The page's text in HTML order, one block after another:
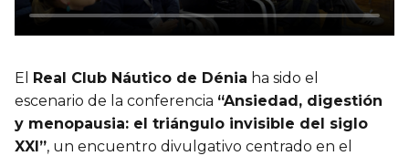
El Real Club Náutico de Dénia ha sido el
escenario de la conferencia “Ansiedad, digestión
y menopausia: el triángulo invisible del siglo
XXI”, un encuentro divulgativo centrado en el